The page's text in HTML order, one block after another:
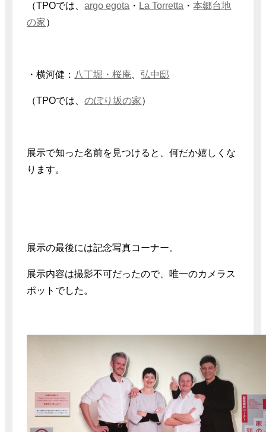
（TPOでは、argo egota ・ La Torretta ・本郷台地
の家）
・横河健： 八丁堀・桜庵 、弘中邸
（TPOでは、のぼり坂の家）
展示で知った名前を見つけると、何だか嬉しくな
ります。
展示の最後には記念写真コーナー。
展示内容は撮影不可だったので、唯一のカメラス
ポットでした。